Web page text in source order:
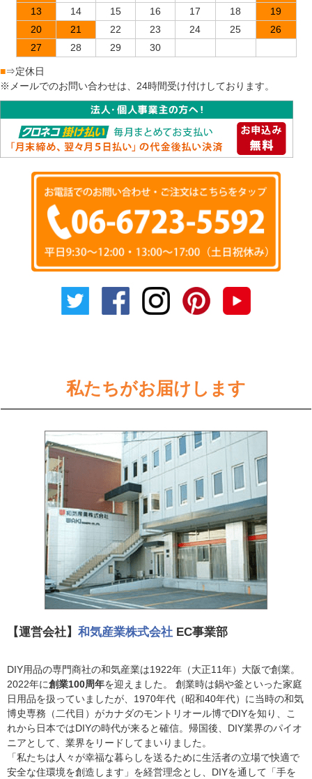
13
14 15 16 17 18
19
20
21 22 23 24 25
26
27
28 29 30
■⇒定休日
※メールでのお問い合わせは、24時間受け付けしております。
私たちがお届けします
【運営会社】 和気産業株式会社 EC事業部
DIY用品の専門商社の和気産業は1922年（大正11年）大阪で創業。
2022年に創業100周年を迎えました。 創業時は鍋や釜といった家庭
日用品を扱っていましたが、1970年代（昭和40年代）に当時の和気
博史専務（二代目）がカナダのモントリオール博でDIYを知り、こ
れから日本ではDIYの時代が来ると確信。帰国後、DIY業界のパイオ
ニアとして、業界をリードしてまいりました。
「私たちは人々が幸福な暮らしを送るために生活者の立場で快適で
安全な住環境を創造します」を経営理念とし、DIYを通して「手を